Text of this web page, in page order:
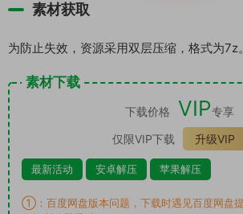
素材获取
为防止失效，资源采用双层压缩，格式为7z。
素材下载
下载价格 VIP专享
仅限VIP下载
升级VIP
最新活动 安卓解压 苹果解压
①：百度网盘版本问题，下载时遇见百度网盘